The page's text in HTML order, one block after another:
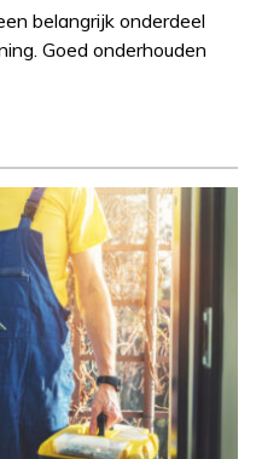
belangrijk onderdeel
Goed onderhouden